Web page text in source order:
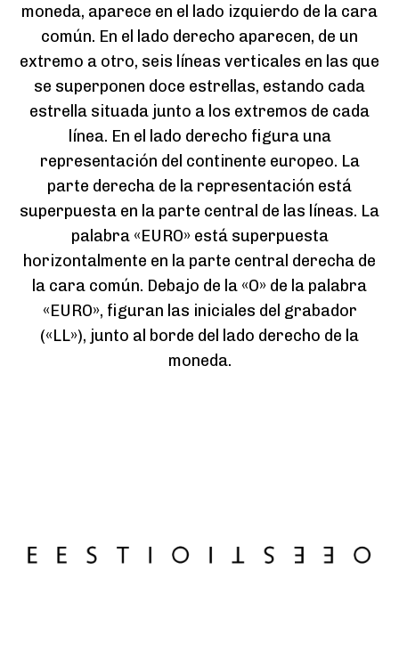
moneda, aparece en el lado izquierdo de la cara
común. En el lado derecho aparecen, de un
extremo a otro, seis líneas verticales en las que
se superponen doce estrellas, estando cada
estrella situada junto a los extremos de cada
línea. En el lado derecho figura una
representación del continente europeo. La
parte derecha de la representación está
superpuesta en la parte central de las líneas. La
palabra «EURO» está superpuesta
horizontalmente en la parte central derecha de
la cara común. Debajo de la «O» de la palabra
«EURO», figuran las iniciales del grabador
(«LL»), junto al borde del lado derecho de la
moneda.